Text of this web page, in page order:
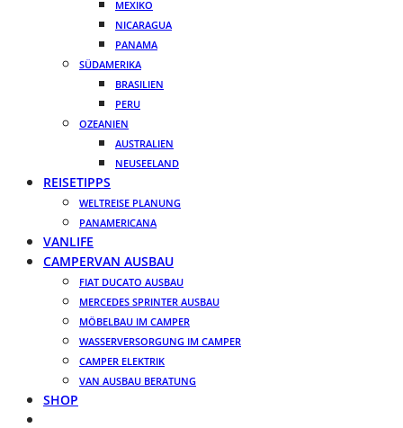
MEXIKO
NICARAGUA
PANAMA
SÜDAMERIKA
BRASILIEN
PERU
OZEANIEN
AUSTRALIEN
NEUSEELAND
REISETIPPS
WELTREISE PLANUNG
PANAMERICANA
VANLIFE
CAMPERVAN AUSBAU
FIAT DUCATO AUSBAU
MERCEDES SPRINTER AUSBAU
MÖBELBAU IM CAMPER
WASSERVERSORGUNG IM CAMPER
CAMPER ELEKTRIK
VAN AUSBAU BERATUNG
SHOP